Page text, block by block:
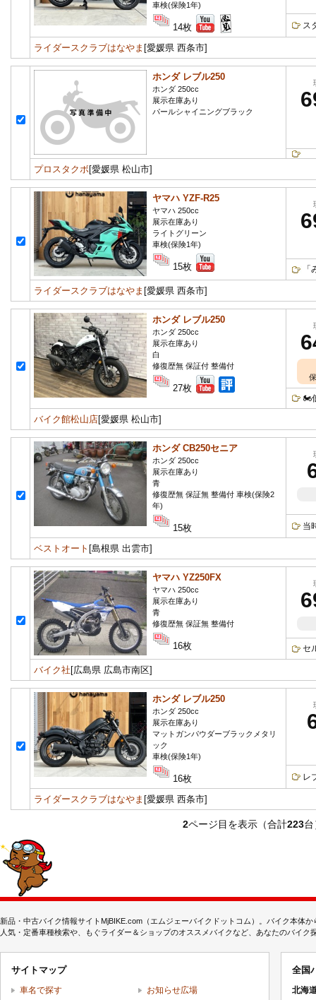
車検(保険1年)
14枚 ス
ライダースクラブはなやま [愛媛県 西条市]
ホンダ レブル250
ホンダ 250cc
展示在庫あり
パールシャイニングブラック
プロスタクボ[愛媛県 松山市]
ヤマハ YZF-R25
ヤマハ 250cc
展示在庫あり
ライトグリーン
車検(保険1年)
15枚
ライダースクラブはなやま [愛媛県 西条市]
ホンダ レブル250
ホンダ 250cc
展示在庫あり
白
修復歴無 保証付 整備付
27枚
🏍
バイク館松山店[愛媛県 松山市]
ホンダ CB250セニア
ホンダ 250cc
展示在庫あり
青
修復歴無 保証無 整備付 車検(保険2
年)
15枚 当
ベストオート [島根県 出雲市]
ヤマハ YZ250FX
ヤマハ 250cc
展示在庫あり
青
修復歴無 保証無 整備付
16枚 セ
バイク社 [広島県 広島市南区]
ホンダ レブル250
ホンダ 250cc
展示在庫あり
マットガンパウダーブラックメタリ
ック
車検(保険1年)
16枚 レ
ライダースクラブはなやま [愛媛県 西条市]
2ページ目を表示（合計223
新品・中古バイク情報サイトMjBIKE.com（エムジェーバイクドットコム）。バイク本体
人気・定番車種検索や、もぐライダー＆ショップのオススメバイクなど、あなたのバイ
サイトマップ
車名で探す
お知らせ広場
全国
北海